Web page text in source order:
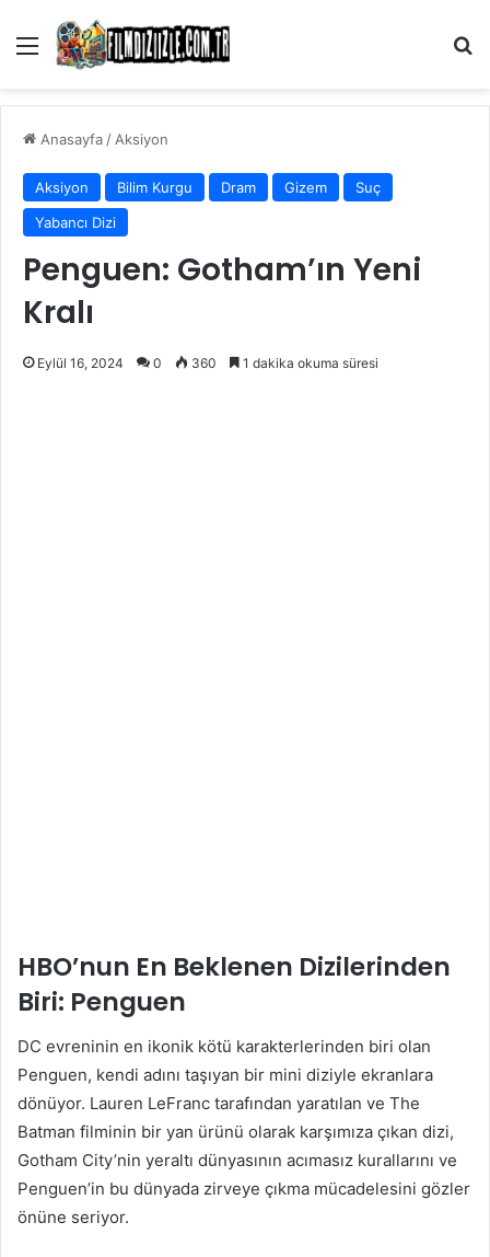
Menü
Anasayfa/Aksiyon
Aksiyon Bilim Kurgu Dram Gizem
Suç
Yabancı Dizi
Penguen: Gotham’ın Yeni
Kralı
Eylül 16, 2024 0 360 1 dakika okuma süresi
HBO’nun En Beklenen Dizilerinden
Biri: Penguen
DC evreninin en ikonik kötü karakterlerinden biri olan
Penguen, kendi adını taşıyan bir mini diziyle ekranlara
dönüyor. Lauren LeFranc tarafından yaratılan ve The
Batman filminin bir yan ürünü olarak karşımıza çıkan dizi,
Gotham City’nin yeraltı dünyasının acımasız kurallarını ve
Penguen’in bu dünyada zirveye çıkma mücadelesini gözler
önüne seriyor.